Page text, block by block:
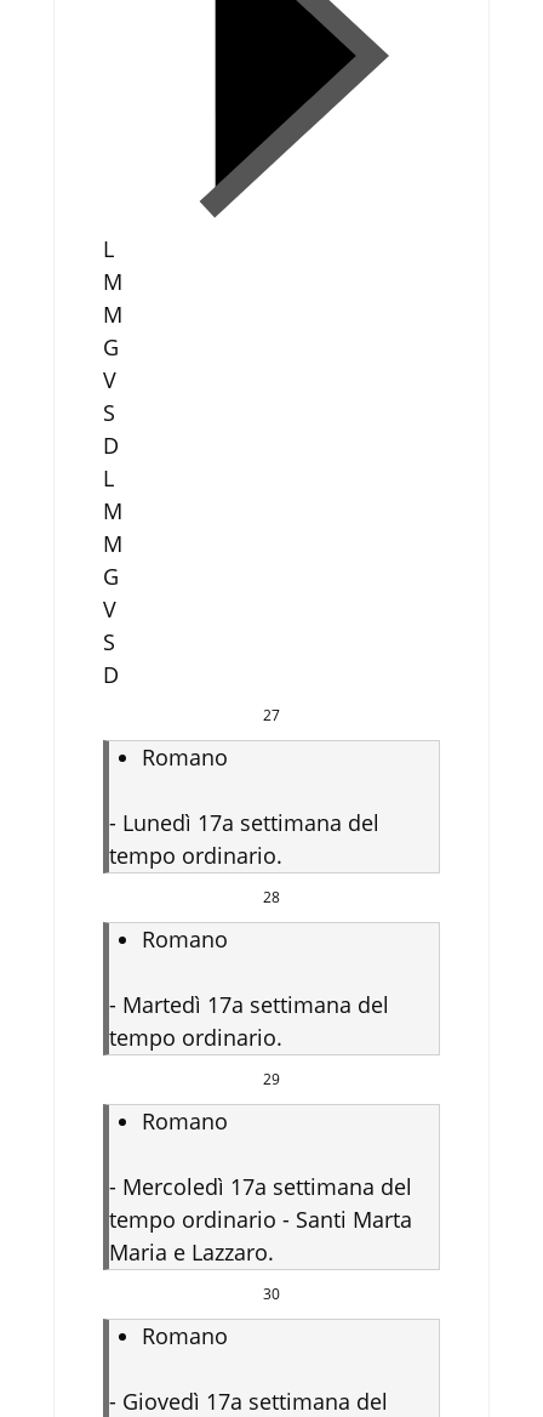
L
M
M
G
V
S
D
L
M
M
G
V
S
D
27
Romano
- Lunedì 17a settimana del
tempo ordinario.
28
Romano
- Martedì 17a settimana del
tempo ordinario.
29
Romano
- Mercoledì 17a settimana del
tempo ordinario - Santi Marta
Maria e Lazzaro.
30
Romano
- Giovedì 17a settimana del